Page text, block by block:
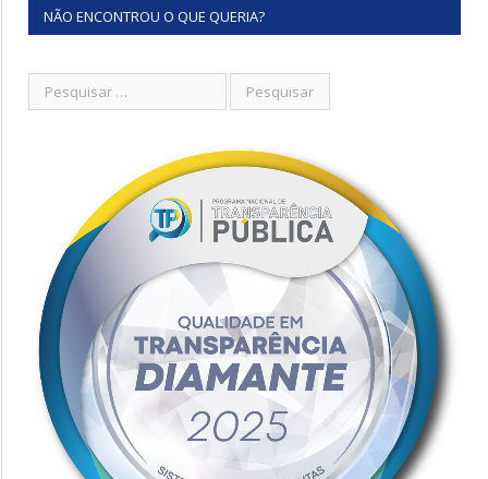
NÃO ENCONTROU O QUE QUERIA?